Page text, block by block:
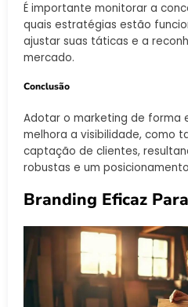
É importante monitorar a
quais estratégias estão
ajustar suas táticas e a
mercado.
Conclusão
Adotar o marketing de forma
melhora a visibilidade, como
captação de clientes,
robustas e um
Branding Eficaz